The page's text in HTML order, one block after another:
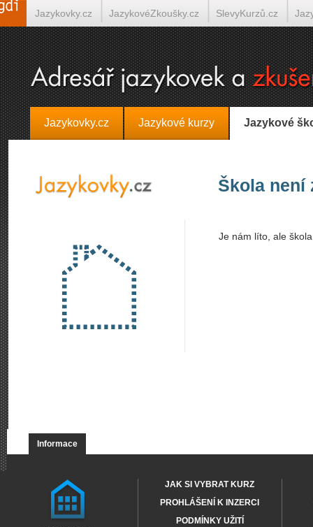
Jazykovky.cz Jazykové kurzy Jazykové
Škola není
Je nám líto, ale
Informace
JAK SI VYBRAT KURZ
PROHLÁŠENÍ K INZERCI
PODMÍNKY UŽITÍ
Jazykovky.cz JazykovéZkoušky.cz SlevyKurzů.cz
Španělština on-line Italština on-line Tlumočení-